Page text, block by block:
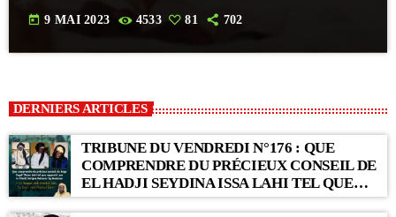
today 9 MAI 2023 4533 81 702
DERNIERS ARTICLES
TRIBUNE DU VENDREDI N°176 : QUE
COMPRENDRE DU PRÉCIEUX CONSEIL DE
EL HADJI SEYDINA ISSA LAHI TEL QUE
RAPPORTÉ PAR LE KHALIF SERIGNE